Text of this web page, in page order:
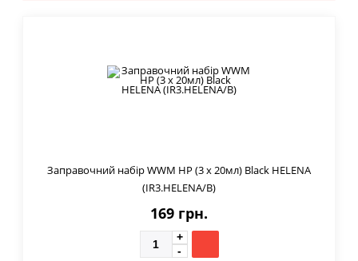
Заправочний набір WWM HP (3 x 20мл) Black HELENA
(IR3.HELENA/B)
169 грн.